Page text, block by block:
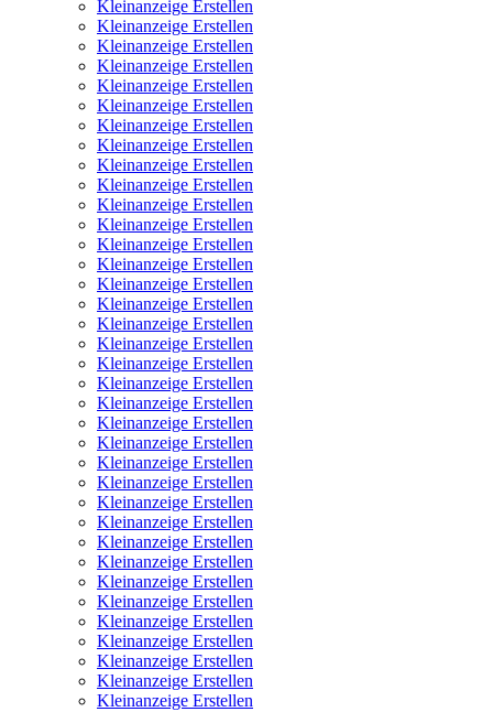
Kleinanzeige Erstellen
Kleinanzeige Erstellen
Kleinanzeige Erstellen
Kleinanzeige Erstellen
Kleinanzeige Erstellen
Kleinanzeige Erstellen
Kleinanzeige Erstellen
Kleinanzeige Erstellen
Kleinanzeige Erstellen
Kleinanzeige Erstellen
Kleinanzeige Erstellen
Kleinanzeige Erstellen
Kleinanzeige Erstellen
Kleinanzeige Erstellen
Kleinanzeige Erstellen
Kleinanzeige Erstellen
Kleinanzeige Erstellen
Kleinanzeige Erstellen
Kleinanzeige Erstellen
Kleinanzeige Erstellen
Kleinanzeige Erstellen
Kleinanzeige Erstellen
Kleinanzeige Erstellen
Kleinanzeige Erstellen
Kleinanzeige Erstellen
Kleinanzeige Erstellen
Kleinanzeige Erstellen
Kleinanzeige Erstellen
Kleinanzeige Erstellen
Kleinanzeige Erstellen
Kleinanzeige Erstellen
Kleinanzeige Erstellen
Kleinanzeige Erstellen
Kleinanzeige Erstellen
Kleinanzeige Erstellen
Kleinanzeige Erstellen